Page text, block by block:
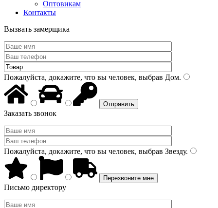
Оптовикам
Контакты
Вызвать замерщика
Пожалуйста, докажите, что вы человек, выбрав Дом.
Заказать звонок
Пожалуйста, докажите, что вы человек, выбрав Звезду.
Письмо директору